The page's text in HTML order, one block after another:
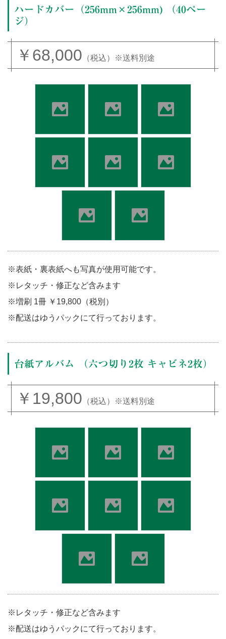
ハードカバー（256mm×256mm) （40ペー
ジ）
￥68,000 （税込）※送料別途
※表紙・裏表紙へも写真が使用可能です。
※レタッチ・修正など含みます
※増刷 1冊 ￥19,800（税別）
※配送はゆうパックにて行っております。
台紙アルバム （六つ切り2枚 キャビネ2枚）
￥19,800 （税込）※送料別途
※レタッチ・修正など含みます
※配送はゆうパックにて行っております。